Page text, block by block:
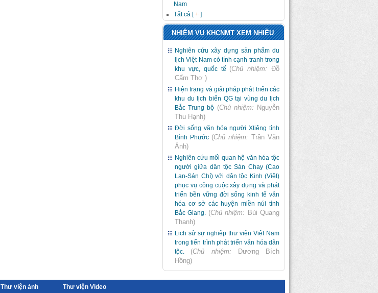
Nam
Tất cả [+ ]
NHIỆM VỤ KHCNMT XEM NHIỀU
Nghiên cứu xây dựng sản phẩm du
lịch Việt Nam có tính cạnh tranh trong
khu vực, quốc tế (Chủ nhiệm:
Đỗ
Cẩm Thơ )
Hiện trạng và giải pháp phát triển các
khu du lịch biển QG tại vùng du lịch
Bắc Trung bộ (Chủ nhiệm: Nguyễn
Thu Hạnh)
Đời sống văn hóa người Xtiêng tỉnh
Bình Phước (Chủ nhiệm: Trần Văn
Ánh)
Nghiên cứu mối quan hệ văn hóa tộc
người giữa dân tộc Sán Chay (Cao
Lan-Sán Chí) với dân tộc Kinh (Việt)
phục vụ công cuộc xây dựng và phát
triển bền vững đời sống kinh tế văn
hóa cơ sở các huyện miền núi tỉnh
Bắc Giang. (Chủ nhiệm: Bùi Quang
Thanh)
Lịch sử sự nghiệp thư viện Việt Nam
trong tiến trình phát triển văn hóa dân
tộc.
(Chủ nhiệm:
Dương Bích
Hồng)
Thư viện ảnh Thư viện Video